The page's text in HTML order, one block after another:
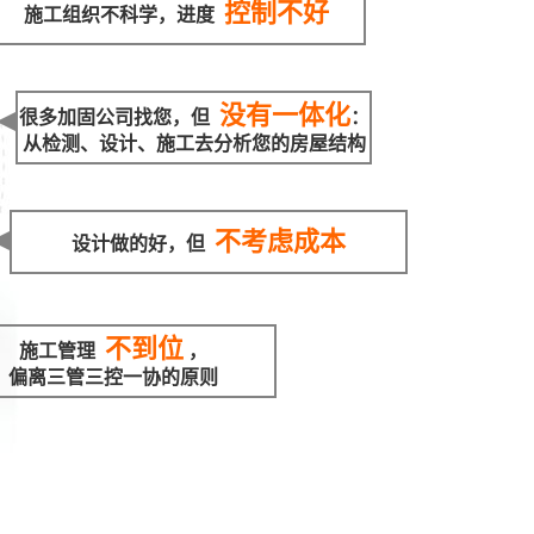
施工组织不科学，进度 控制不好
很多加固公司找您，但 没有一体化：
从检测、设计、施工去分析您的房屋结构
设计做的好，但 不考虑成本
施工管理 不到位 ，
偏离三管三控一协的原则